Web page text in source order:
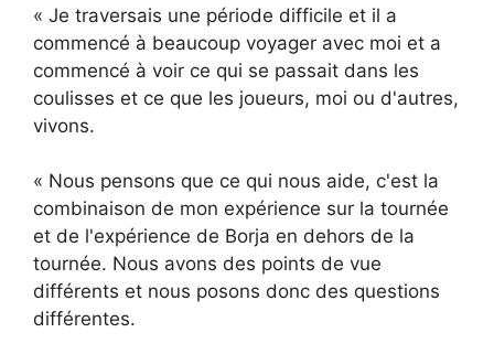
« Je traversais une période difficile et il a
commencé à beaucoup voyager avec moi et a
commencé à voir ce qui se passait dans les
coulisses et ce que les joueurs, moi ou d'autres,
vivons.
« Nous pensons que ce qui nous aide, c'est la
combinaison de mon expérience sur la tournée
et de l'expérience de Borja en dehors de la
tournée. Nous avons des points de vue
différents et nous posons donc des questions
différentes.